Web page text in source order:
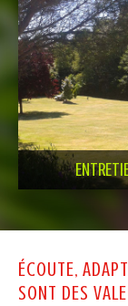
ÉCOUTE,
SONT DES